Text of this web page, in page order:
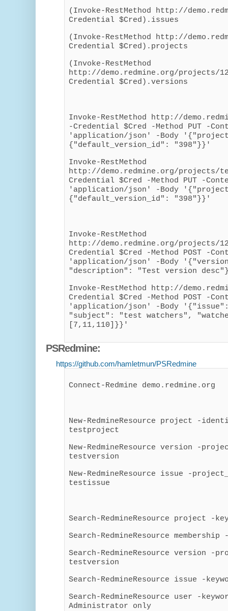
(Invoke-RestMethod http://
Credential $Cred).issues
(Invoke-RestMethod http://
Credential $Cred).projects
(Invoke-RestMethod
http://demo.redmine.org/projects/
Credential $Cred).versions
Invoke-RestMethod http://
-Credential $Cred -Method PUT -
'application/json' -Body
{"default_version_id": "398"}}'
Invoke-RestMethod
http://demo.redmine.org/projects/
Credential $Cred -Method PUT -
'application/json' -Body
{"default_version_id": "398"}}'
Invoke-RestMethod
http://demo.redmine.org/projects/
Credential $Cred -Method POST -
'application/json' -Body
"description": "Test version
Invoke-RestMethod http://
Credential $Cred -Method POST -
'application/json' -Body
"subject": "test watchers",
[7,11,110]}}'
PSRedmine:
https://github.com/hamletmun/PSRedmine
Connect-Redmine demo.redmine.org
New-RedmineResource project -
testproject
New-RedmineResource version -
testversion
New-RedmineResource issue -
testissue
Search-RedmineResource project -
Search-RedmineResource
Search-RedmineResource version -
testversion
Search-RedmineResource issue -
Search-RedmineResource user -
Administrator only